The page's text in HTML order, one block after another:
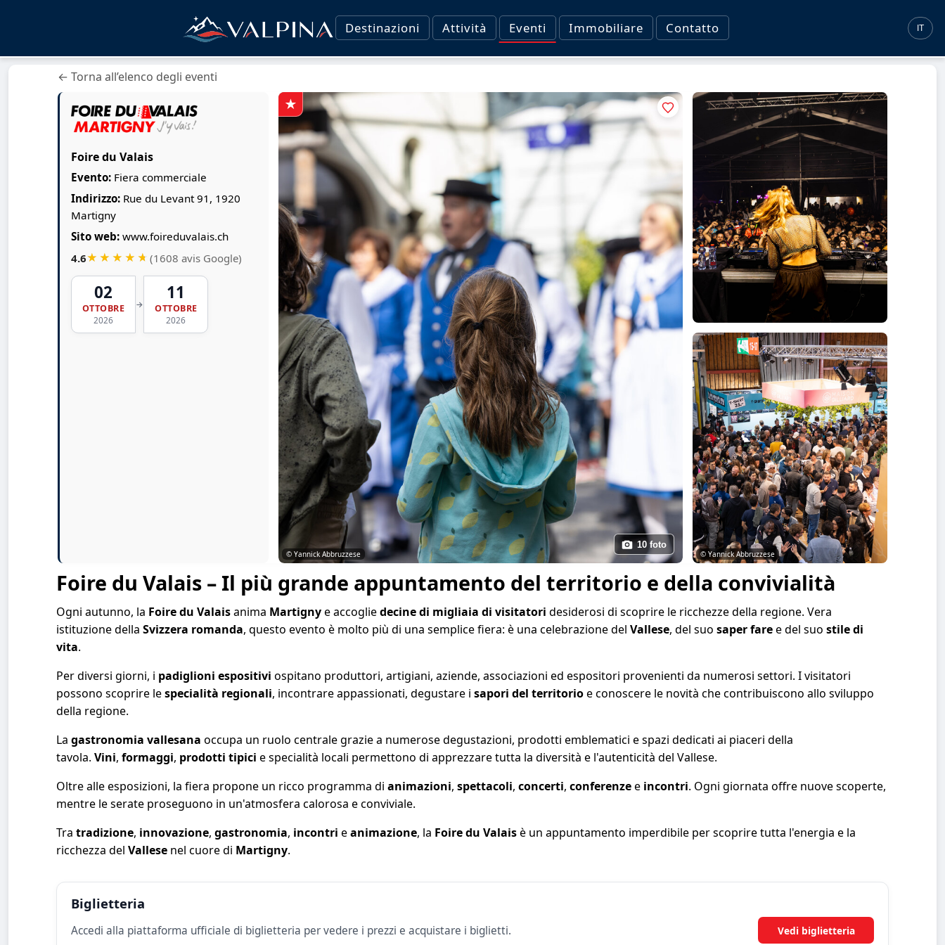
Destinazioni Attività Eventi Immobiliare Contatto IT
← Torna all’elenco degli eventi
Foire du Valais
Evento: Fiera commerciale
Indirizzo: Rue du Levant 91, 1920
Martigny
Sito web: www.foireduvalais.ch
4.6
(1608 avis Google)
02
OTTOBRE
2026
→
11
OTTOBRE
2026
10 foto
© Yannick Abbruzzese © Yannick Abbruzzese
Foire du Valais – Il più grande appuntamento del territorio e della convivialità
Ogni autunno, la Foire du Valaisanima Martignye accogliedecine di migliaia di visitatori desiderosi di scoprire le ricchezze della regione. Vera
istituzione della Svizzera romanda, questo evento è molto più di una semplice fiera: è una celebrazione del Vallese, del suo saper faree del suo stile di
vita.
Per diversi giorni, i padiglioni espositivi ospitano produttori, artigiani, aziende, associazioni ed espositori provenienti da numerosi settori. I visitatori
possono scoprire lespecialità regionali, incontrare appassionati, degustare i sapori del territorioe conoscere le novità che contribuiscono allo sviluppo
della regione.
La gastronomia vallesana occupa un ruolo centrale grazie a numerose degustazioni, prodotti emblematici e spazi dedicati ai piaceri della
tavola. Vini, formaggi, prodotti tipici e specialità locali permettono di apprezzare tutta la diversità e l'autenticità del Vallese.
Oltre alle esposizioni, la fiera propone un ricco programma di animazioni, spettacoli, concerti, conferenzee incontri. Ogni giornata offre nuove scoperte,
mentre le serate proseguono in un'atmosfera calorosa e conviviale.
Tra tradizione, innovazione, gastronomia, incontri eanimazione, la Foire du Valaisè un appuntamento imperdibile per scoprire tutta l'energia e la
ricchezza del Vallese nel cuore di Martigny.
Biglietteria
Accedi alla piattaforma ufficiale di biglietteria per vedere i prezzi e acquistare i biglietti. Vedi biglietteria